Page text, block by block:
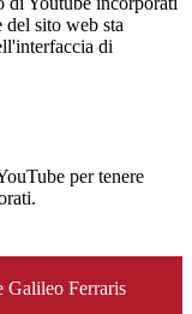
del sito web sta
di
per tenere
Galileo Ferraris